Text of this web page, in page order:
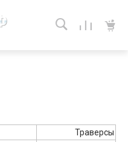
Траверсы